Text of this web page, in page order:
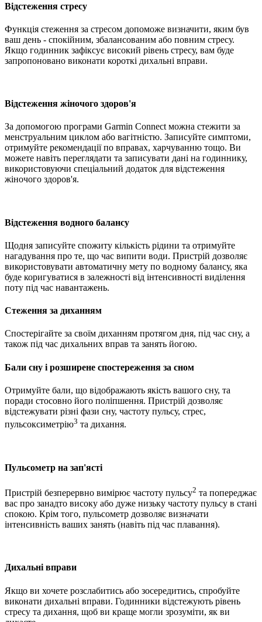
Відстеження стресу
Функція стеження за стресом допоможе визначити, яким був
ваш день - спокійним, збалансованим або повним стресу.
Якщо годинник зафіксує високий рівень стресу, вам буде
запропоновано виконати короткі дихальні вправи.
Відстеження жіночого здоров'я
За допомогою програми Garmin Connect можна стежити за
менструальним циклом або вагітністю. Записуйте симптоми,
отримуйте рекомендації по вправах, харчуванню тощо. Ви
можете навіть переглядати та записувати дані на годиннику,
використовуючи спеціальний додаток для відстеження
жіночого здоров'я.
Відстеження водного балансу
Щодня записуйте спожиту кількість рідини та отримуйте
нагадування про те, що час випити води. Пристрій дозволяє
використовувати автоматичну мету по водному балансу, яка
буде коригуватися в залежності від інтенсивності виділення
поту під час навантажень.
Стеження за диханням
Спостерігайте за своїм диханням протягом дня, під час сну, а
також під час дихальних вправ та занять йогою.
Бали сну і розширене спостереження за сном
Отримуйте бали, що відображають якість вашого сну, та
поради стосовно його поліпшення. Пристрій дозволяє
відстежувати різні фази сну, частоту пульсу, стрес,
пульсоксиметрію3 та дихання.
Пульсометр на зап'ясті
Пристрій безперервно вимірює частоту пульсу2 та попереджає
вас про занадто високу або дуже низьку частоту пульсу в стані
спокою. Крім того, пульсометр дозволяє визначати
інтенсивність ваших занять (навіть під час плавання).
Дихальні вправи
Якщо ви хочете розслабитись або зосередитись, спробуйте
виконати дихальні вправи. Годинники відстежують рівень
стресу та дихання, щоб ви краще могли зрозуміти, як ви